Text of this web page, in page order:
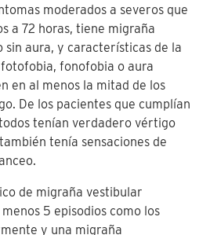
moderados a severos que
a 72 horas, tiene migraña
sin aura, y características de la
fonofobia o aura
en al menos la mitad de los
De los pacientes que cumplían
tenían verdadero vértigo
tenía sensaciones de
.
de migraña vestibular
5 episodios como los
y una migraña